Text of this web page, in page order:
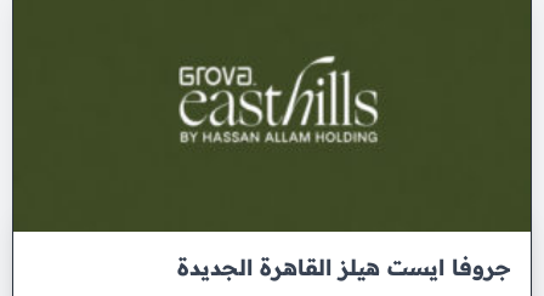
جروفا ايست هيلز القاهرة الجديدة